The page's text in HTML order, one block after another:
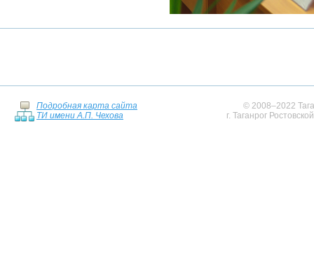
Подробная карта сайта
ТИ имени А.П. Чехова
© 2008–2022
г. Таганрог